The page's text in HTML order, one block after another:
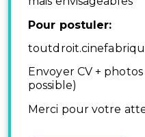
Pour postuler:
Envoyer CV +
possible)
Merci pour votre